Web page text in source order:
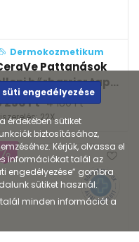
Dermokozmetikum
Pattanások
bőrbarrier tap...
256Ft 4 180Ft
22X
süti engedélyezése
érdekében sütiket
biztosításához,
Kérjük, olvassa el
információkat talál az
engedélyezése” gombra
sütiket használ.
minden információt a